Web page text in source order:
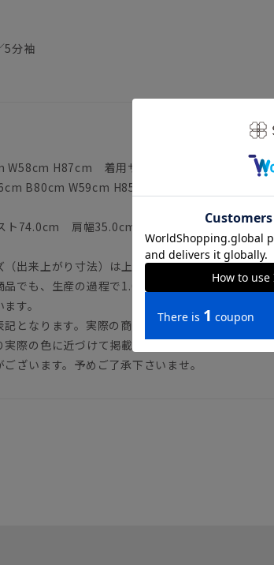
5分袖
W58cm H87cm 着用サイズ：F
B80cm W59cm H85cm 着用サイズ：F
ト74.0cm 肩幅35.0cm 袖丈25.0cm
出来上がり寸法）は上記のサイズ表をご覧下さ
でも、生産の過程で1.0cm～2.0cm程度の個体
す。
となります。実際の商品の色味は商品画像をご確
際の色に近づけて掲載しておりますが、パソコ
ざいます。予めご了承下さいませ。